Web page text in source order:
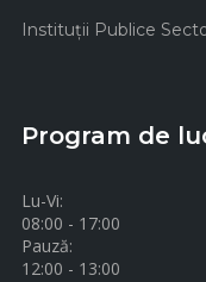
Instituţii Publice
Program de
Lu-Vi:
08:00 - 17:00
Pauză:
12:00 - 13:00